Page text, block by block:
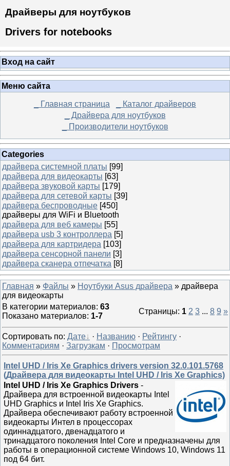
Драйверы для ноутбуков
Drivers for notebooks
Вход на сайт
Меню сайта
_ Главная страница
_ Каталог драйверов
_ Драйвера для ноутбуков
_ Производители ноутбуков
Categories
драйвера системной платы [99]
драйвера для видеокарты [63]
драйвера звуковой карты [179]
драйвера для сетевой карты [39]
драйвера беспроводные [450]
драйверы для WiFi и Bluetooth
драйвера для веб камеры [55]
драйвера usb 3 контроллера [5]
драйвера для картридера [103]
драйвера сенсорной панели [3]
драйвера сканера отпечатка [8]
Главная » Файлы » Ноутбуки Asus драйвера » драйвера
для видеокарты
В категории материалов: 63
Показано материалов: 1-7
Страницы: 1 2 3 ... 8 9 »
Сортировать по: Дате · Названию · Рейтингу ·
Комментариям · Загрузкам · Просмотрам
Intel UHD / Iris Xe Graphics drivers version 32.0.101.5768
(Драйвера для видеокарты Intel UHD / Iris Xe Graphics)
Intel UHD / Iris Xe Graphics Drivers -
Драйвера для встроенной видеокарты Intel
UHD Graphics и Intel Iris Xe Graphics.
Драйвера обеспечивают работу встроенной
видеокарты Интел в процессорах
одиннадцатого, двенадцатого и
тринадцатого поколения Intel Core и предназначены для
работы в операционной системе Windows 10, Windows 11
под 64 бит.